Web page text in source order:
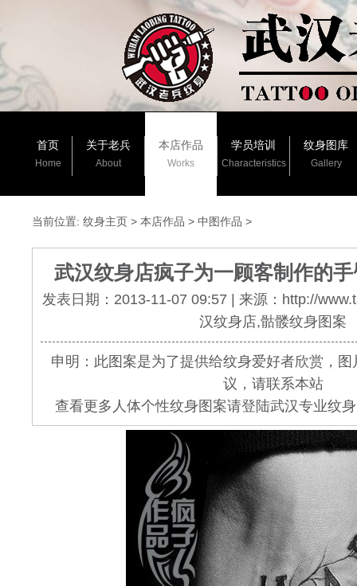
首页
Home
关于老兵
About
本店作品
Works
学员培训
Characteristics
纹身图库
Gallery
当前位置: 纹身主页 > 本店作品 > 中图作品 >
武汉纹身店疯子为一顾客制作的
发表日期：2013-11-07 09:57 | 来源：http://
汉纹身店,骷髅纹身图案
申明：此图案是为了提供给纹身爱好者欣赏，
议，请联系本站
查看更多人体个性纹身图案请登陆武汉专业纹